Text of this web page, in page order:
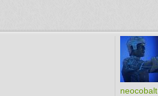
neocobalt